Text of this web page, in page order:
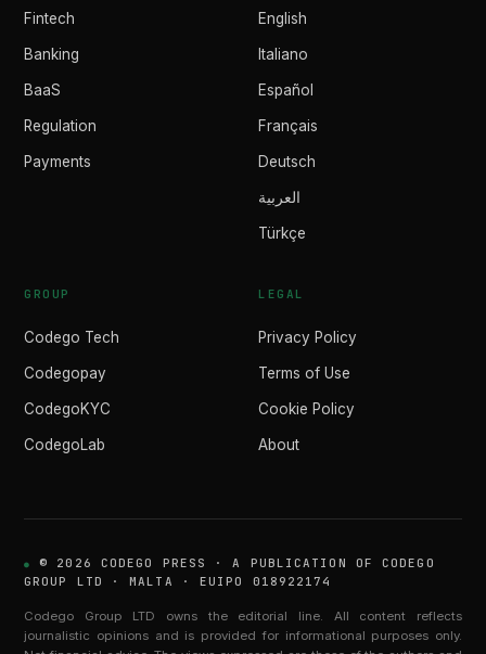
Fintech
Banking
BaaS
Regulation
Payments
English
Italiano
Español
Français
Deutsch
العربية
Türkçe
GROUP
Codego Tech
Codegopay
CodegoKYC
CodegoLab
LEGAL
Privacy Policy
Terms of Use
Cookie Policy
About
© 2026 CODEGO PRESS · A PUBLICATION OF CODEGO
GROUP LTD · MALTA · EUIPO 018922174
Codego Group LTD owns the editorial line. All content reflects
journalistic opinions and is provided for informational purposes only.